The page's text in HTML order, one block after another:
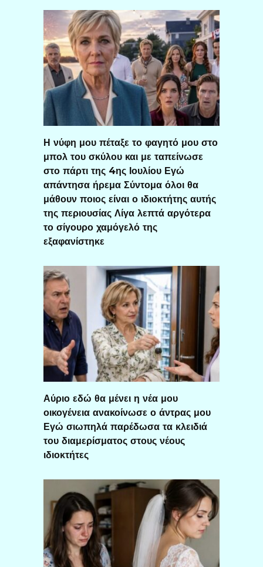
Η νύφη μου πέταξε το φαγητό μου στο
μπολ του σκύλου και με ταπείνωσε
στο πάρτι της 4ης Ιουλίου Εγώ
απάντησα ήρεμα Σύντομα όλοι θα
μάθουν ποιος είναι ο ιδιοκτήτης αυτής
της περιουσίας Λίγα λεπτά αργότερα
το σίγουρο χαμόγελό της
εξαφανίστηκε
Αύριο εδώ θα μένει η νέα μου
οικογένεια ανακοίνωσε ο άντρας μου
Εγώ σιωπηλά παρέδωσα τα κλειδιά
του διαμερίσματος στους νέους
ιδιοκτήτες